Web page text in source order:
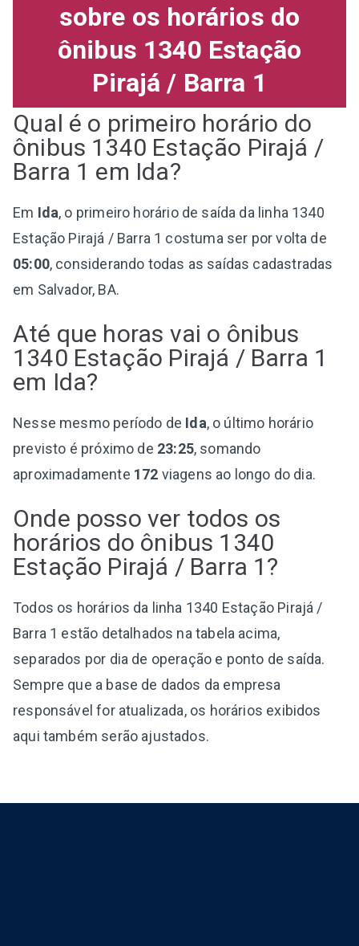
sobre os horários do
ônibus 1340 Estação
Pirajá / Barra 1
Qual é o primeiro horário do
ônibus 1340 Estação Pirajá /
Barra 1 em Ida?
Em Ida, o primeiro horário de saída da linha 1340
Estação Pirajá / Barra 1 costuma ser por volta de
05:00, considerando todas as saídas cadastradas
em Salvador, BA.
Até que horas vai o ônibus
1340 Estação Pirajá / Barra 1
em Ida?
Nesse mesmo período de Ida, o último horário
previsto é próximo de 23:25, somando
aproximadamente 172 viagens ao longo do dia.
Onde posso ver todos os
horários do ônibus 1340
Estação Pirajá / Barra 1?
Todos os horários da linha 1340 Estação Pirajá /
Barra 1 estão detalhados na tabela acima,
separados por dia de operação e ponto de saída.
Sempre que a base de dados da empresa
responsável for atualizada, os horários exibidos
aqui também serão ajustados.